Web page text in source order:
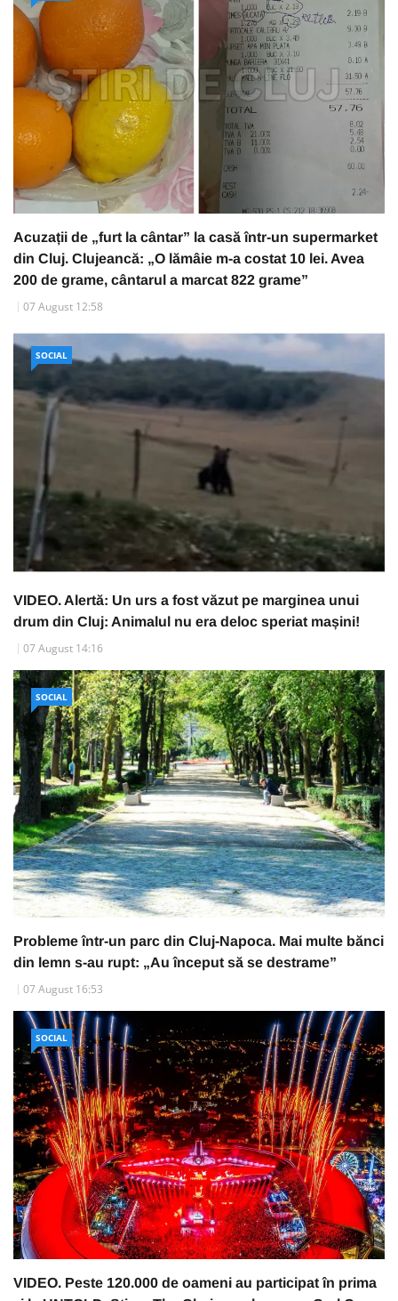
Acuzații de „furt la cântar” la casă într-un supermarket
din Cluj. Clujeancă: „O lămâie m-a costat 10 lei. Avea
200 de grame, cântarul a marcat 822 grame”
07 August 12:58
SOCIAL
VIDEO. Alertă: Un urs a fost văzut pe marginea unui
drum din Cluj: Animalul nu era deloc speriat mașini!
07 August 14:16
SOCIAL
Probleme într-un parc din Cluj-Napoca. Mai multe bănci
din lemn s-au rupt: „Au început să se destrame”
07 August 16:53
SOCIAL
VIDEO. Peste 120.000 de oameni au participat în prima